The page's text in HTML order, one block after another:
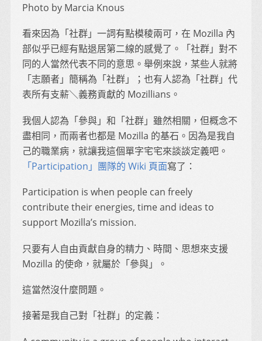
Photo by Marcia Knous
看來因為「社群」一詞有點模稜兩可，在 Mozilla 內
部似乎已經有點退居第二線的感覺了。「社群」對不
同的人當然代表不同的意思。舉例來說，某些人就將
「志願者」簡稱為「社群」；也有人認為「社群」代
表所有支薪＼義務貢獻的 Mozillians。
我個人認為「參與」和「社群」雖然相關，但概念不
盡相同，而兩者也都是 Mozilla 的基石。因為是我自
己的職業病，就讓我這個單字宅宅來談談定義吧。
「Participation」團隊的 Wiki 頁面寫了：
Participation is when people can freely
contribute their energies, time and ideas to
support Mozilla’s mission.
只要有人自由貢獻自身的精力、時間、思想來支援
Mozilla 的使命，就屬於「參與」。
這當然沒什麼問題。
接著是我自己對「社群」的定義：